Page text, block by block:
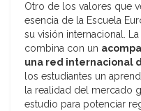
Otro de los valores que
esencia de la Escuela
su visión internacional.
combina con un
una red internacional
los estudiantes un
la realidad del mercado
estudio para potenciar